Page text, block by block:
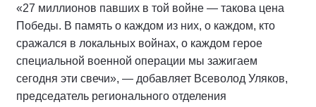
«27 миллионов павших в той войне — такова цена
Победы. В память о каждом из них, о каждом, кто
сражался в локальных войнах, о каждом герое
специальной военной операции мы зажигаем
сегодня эти свечи», — добавляет Всеволод Уляков,
председатель регионального отделения